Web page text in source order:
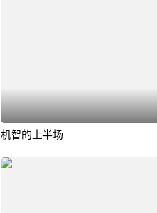
机智的上半场